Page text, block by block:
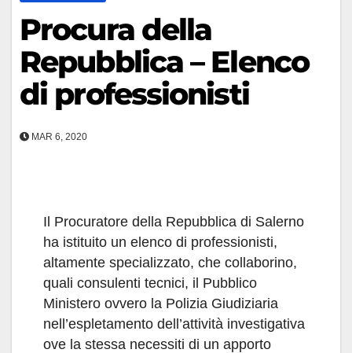
Procura della
Repubblica – Elenco
di professionisti
MAR 6, 2020
Il Procuratore della Repubblica di Salerno
ha istituito un elenco di professionisti,
altamente specializzato, che collaborino,
quali consulenti tecnici, il Pubblico
Ministero ovvero la Polizia Giudiziaria
nell’espletamento dell’attività investigativa
ove la stessa necessiti di un apporto